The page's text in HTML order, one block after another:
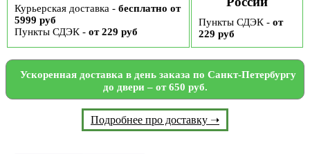
Курьерская доставка - бесплатно от
5999 руб
Пункты СДЭК - от 229 руб
Пункты СДЭК - от
229 руб
Ускоренная доставка в день заказа по Санкт-Петербургу
до двери – от 650 руб.
Подробнее про доставку ➝